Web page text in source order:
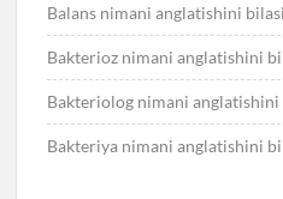
Balans nimani anglatishini
Bakterioz nimani anglatishini
Bakteriolog nimani anglatishini
Bakteriya nimani anglatishini